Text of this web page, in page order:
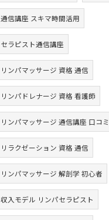
通信講座 スキマ時間活用
セラピスト通信講座
リンパマッサージ 資格 通信
リンパドレナージ 資格 看護師
リンパマッサージ 通信講座 口コミ
リラクゼーション 資格 通信
リンパマッサージ 解剖学 初心者
収入モデル リンパセラピスト